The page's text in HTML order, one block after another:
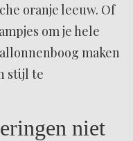
oranje leeuw. Of
om je hele
maken
stijl te
niet